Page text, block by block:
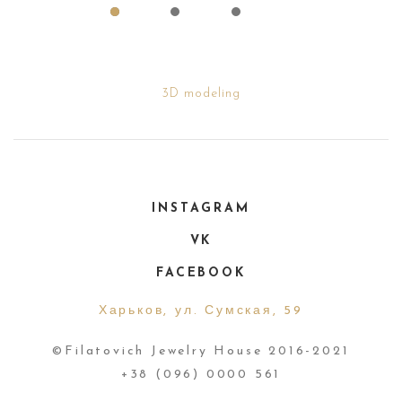
3D modeling
INSTAGRAM
VK
FACEBOOK
Харьков, ул. Сумская, 59
©Filatovich Jewelry House 2016-2021
+38 (096) 0000 561